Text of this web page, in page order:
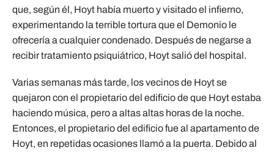
que, según él, Hoyt había muerto y visitado el infierno,
experimentando la terrible tortura que el Demonio le
ofrecería a cualquier condenado. Después de negarse a
recibir tratamiento psiquiátrico, Hoyt salió del hospital.
Varias semanas más tarde, los vecinos de Hoyt se
quejaron con el propietario del edificio de que Hoyt estaba
haciendo música, pero a altas altas horas de la noche.
Entonces, el propietario del edificio fue al apartamento de
Hoyt, en repetidas ocasiones llamó a la puerta. Debido al